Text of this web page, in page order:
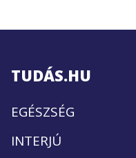
TUDÁS.HU
EGÉSZSÉG
INTERJÚ